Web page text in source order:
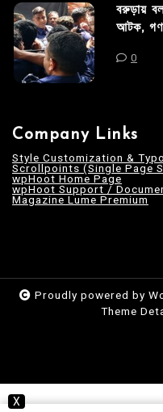
বরুড়ায়
আটক,
0
Company Links
Style Customization &
Scrollpoints (Single Page
wpHoot Home Page
wpHoot Support /
Magazine Lume Premium
Proudly powered by
Theme
X